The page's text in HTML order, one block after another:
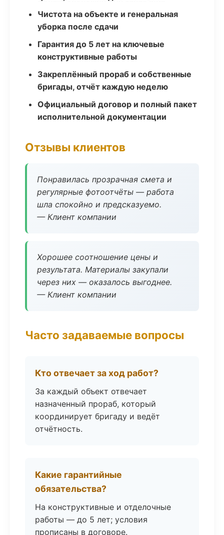
Чистота на объекте и генеральная
уборка после сдачи
Гарантия до 5 лет на ключевые
конструктивные работы
Закреплённый прораб и собственные
бригады, отчёт каждую неделю
Официальный договор и полный пакет
исполнительной документации
Отзывы клиентов
Понравилась прозрачная смета и
регулярные фотоотчёты — работа
шла спокойно и предсказуемо.
— Клиент компании
Хорошее соотношение цены и
результата. Материалы закупали
через них — оказалось выгоднее.
— Клиент компании
Часто задаваемые вопросы
Кто отвечает за ход работ?
За каждый объект отвечает
назначенный прораб, который
координирует бригаду и ведёт
отчётность.
Какие гарантийные
обязательства?
На конструктивные и отделочные
работы — до 5 лет; условия
прописаны в договоре.